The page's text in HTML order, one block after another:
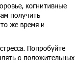
когнитивные
получить
же время и
Попробуйте
о положительных